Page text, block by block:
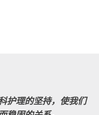
护理的坚持，使我们